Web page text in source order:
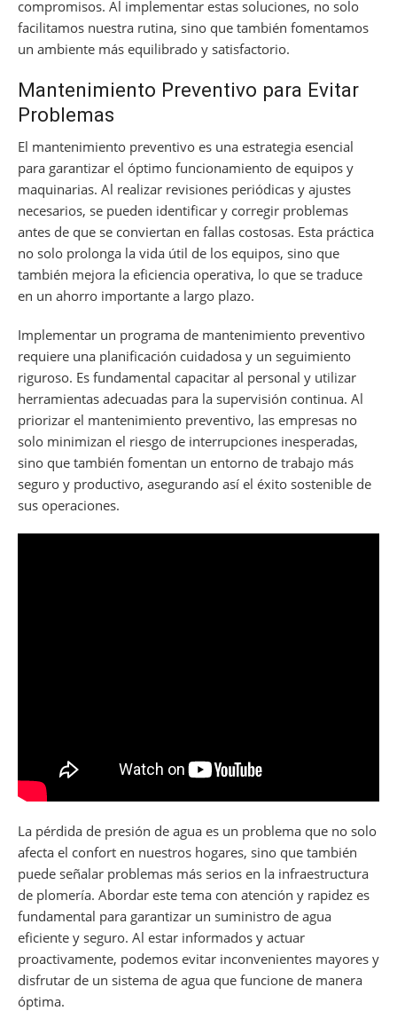
compromisos. Al implementar estas soluciones, no solo
facilitamos nuestra rutina, sino que también fomentamos
un ambiente más equilibrado y satisfactorio.
Mantenimiento Preventivo para Evitar
Problemas
El mantenimiento preventivo es una estrategia esencial
para garantizar el óptimo funcionamiento de equipos y
maquinarias. Al realizar revisiones periódicas y ajustes
necesarios, se pueden identificar y corregir problemas
antes de que se conviertan en fallas costosas. Esta práctica
no solo prolonga la vida útil de los equipos, sino que
también mejora la eficiencia operativa, lo que se traduce
en un ahorro importante a largo plazo.
Implementar un programa de mantenimiento preventivo
requiere una planificación cuidadosa y un seguimiento
riguroso. Es fundamental capacitar al personal y utilizar
herramientas adecuadas para la supervisión continua. Al
priorizar el mantenimiento preventivo, las empresas no
solo minimizan el riesgo de interrupciones inesperadas,
sino que también fomentan un entorno de trabajo más
seguro y productivo, asegurando así el éxito sostenible de
sus operaciones.
La pérdida de presión de agua es un problema que no solo
afecta el confort en nuestros hogares, sino que también
puede señalar problemas más serios en la infraestructura
de plomería. Abordar este tema con atención y rapidez es
fundamental para garantizar un suministro de agua
eficiente y seguro. Al estar informados y actuar
proactivamente, podemos evitar inconvenientes mayores y
disfrutar de un sistema de agua que funcione de manera
óptima.